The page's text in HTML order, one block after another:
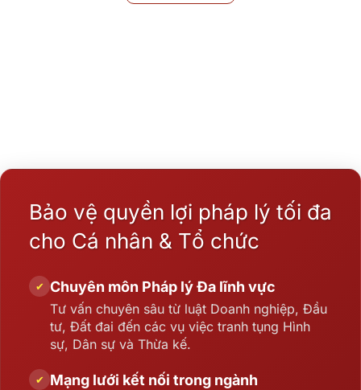
Bảo vệ quyền lợi pháp lý tối đa
cho Cá nhân & Tổ chức
✔ Chuyên môn Pháp lý Đa lĩnh vực
Tư vấn chuyên sâu từ luật Doanh nghiệp, Đầu
tư, Đất đai đến các vụ việc tranh tụng Hình
sự, Dân sự và Thừa kế.
✔ Mạng lưới kết nối trong ngành